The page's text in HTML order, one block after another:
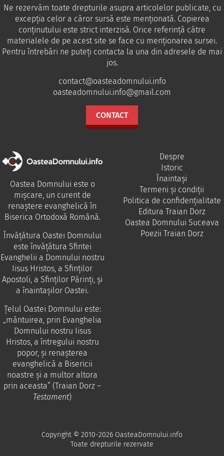
Ne rezervăm toate drepturile asupra articolelor publicate, cu
excepția celor a căror sursă este menționată. Copierea
conținutului este strict interzisă. Orice referință către
materialele de pe acest site se face cu menționarea sursei.
Pentru întrebări ne puteţi contacta la una din adresele de mai
jos.
contact@oasteadomnului.info
oasteadomnului.info@gmail.com
CONTACT
Oastea Domnului este o
mișcare, un curent de
renaștere evanghelică în
Biserica Ortodoxă Română.
Învăţătura Oastei Domnului
este învăţătura Sfintei
Evanghelii a Domnului nostru
Iisus Hristos, a Sfinţilor
Apostoli, a Sfinţilor Părinţi, şi
a înaintaşilor Oastei.
Ţelul Oastei Domnului este:
„mântuirea, prin Evanghelia
Domnului nostru Iisus
Hristos, a întregului nostru
popor, şi renaşterea
evanghelică a Bisericii
noastre şi a multor altora
prin aceasta” (Traian Dorz –
Testament)
Despre
Istoric
Înaintași
Termeni și condiții
Politica de confidențialitate
Editura Traian Dorz
Oastea Domnului Suceava
Poezii Traian Dorz
Copyright © 2010-2026 OasteaDomnului.info
Toate drepturile rezervate